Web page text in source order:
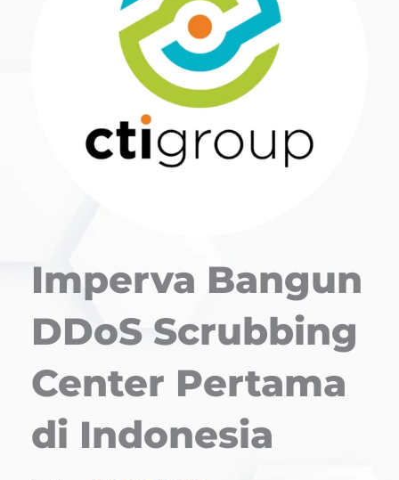
Imperva Bangun
DDoS Scrubbing
Center Pertama
di Indonesia